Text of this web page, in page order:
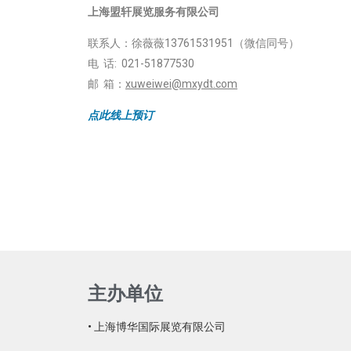
上海盟轩展览服务有限公司
联系人：徐薇薇13761531951（微信同号）
电 话: 021-51877530
邮 箱： xuweiwei@mxydt.com
点此线上预订
主办单位
• 上海博华国际展览有限公司